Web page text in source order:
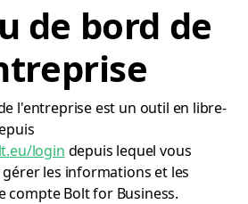
de bord de
l'entreprise est un outil en libre-
login depuis lequel vous
les informations et les
compte Bolt for Business.